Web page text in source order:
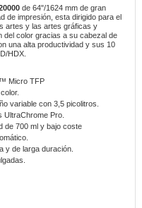
de 64"/1624 mm de gran
de impresión, esta dirigido para el
artes y las artes gráficas y
del color gracias a su cabezal de
una alta productividad y sus 10
HDX.
Micro TFP
variable con 3,5 picolitros.
UltraChrome Pro.
de 700 ml y bajo coste
y de larga duración.